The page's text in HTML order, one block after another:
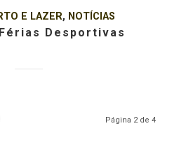
E LAZER, NOTÍCIAS
Desportivas
Página 2 de 4